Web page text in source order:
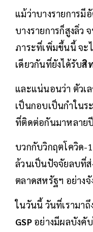
แม้ว่าบางรายการมี
บางรายการก็สูงลิ่ว
ภาระที่เพิ่มขึ้นนี้ จะ
เดียวกันที่ยังได้รับสิ
และแน่นอนว่า ตัวเ
เป็นกอบเป็นกำใน
ที่ติดต่อกันมาหลาย
บวกกับวิกฤตโควิด-
ล้วนเป็นปัจจัยลบที่
ตลาดสหรัฐฯ อย่างจั
ในวันนี้ วันที่เรามา
GSPอย่างมีผลบังคั